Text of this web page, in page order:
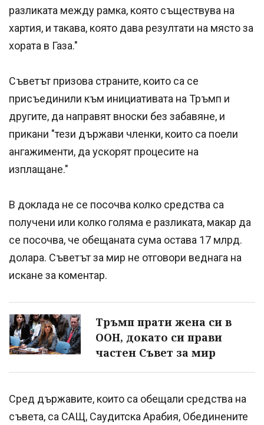
разликата между рамка, която съществува на
хартия, и такава, която дава резултати на място за
хората в Газа."
Съветът призова страните, които са се
присъединили към инициативата на Тръмп и
другите, да направят вноски без забавяне, и
прикани "тези държави членки, които са поели
ангажименти, да ускорят процесите на
изплащане."
В доклада не се посочва колко средства са
получени или колко голяма е разликата, макар да
се посочва, че обещаната сума остава 17 млрд.
долара. Съветът за мир не отговори веднага на
искане за коментар.
Тръмп прати жена си в
ООН, докато си прави
частен Съвет за мир
Сред държавите, които са обещали средства на
съвета, са САЩ, Саудитска Арабия, Обединените